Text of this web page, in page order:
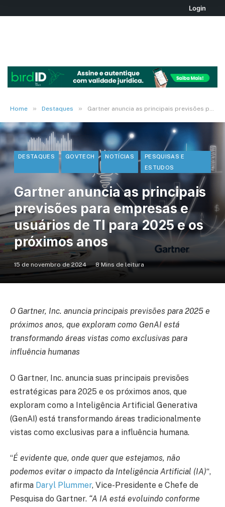
Login
Home » Destaques » Gartner anuncia as principais previsões para empresas e usuários de TI para 2025 e os próximos anos
DESTAQUES GOVTECH NOTÍCIAS
PESQUISAS E
ESTUDOS
Gartner anuncia as principais
previsões para empresas e
usuários de TI para 2025 e os
próximos anos
15 de novembro de 2024 8 Mins de leitura
O Gartner, Inc. anuncia principais previsões para 2025 e
próximos anos, que exploram como GenAI está
transformando áreas vistas como exclusivas para
influência humanas
O Gartner, Inc. anuncia suas principais previsões
estratégicas para 2025 e os próximos anos, que
exploram como a Inteligência Artificial Generativa
(GenAI) está transformando áreas tradicionalmente
vistas como exclusivas para a influência humana.
“É evidente que, onde quer que estejamos, não
podemos evitar o impacto da Inteligência Artificial (IA)“,
afirma Daryl Plummer, Vice-Presidente e Chefe de
Pesquisa do Gartner. “A IA está evoluindo conforme